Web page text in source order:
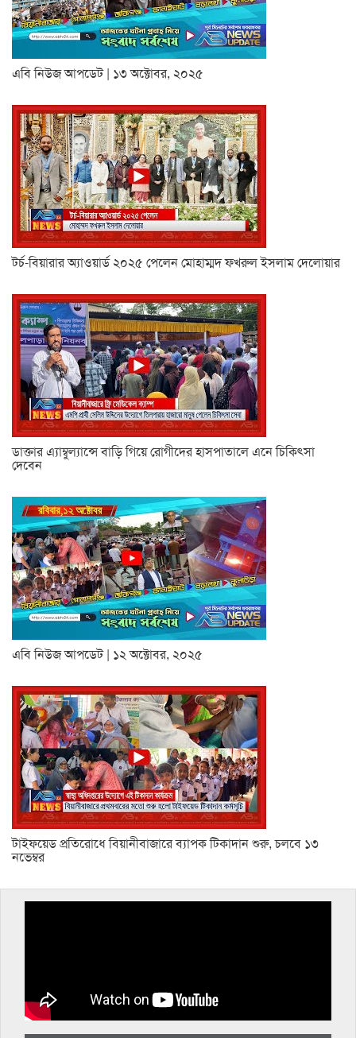
এবি নিউজ আপডেট | ১৩ অক্টোবর, ২০২৫
টর্চ-বিয়ারার অ্যাওয়ার্ড ২০২৫ পেলেন মোহাম্মদ ফখরুল ইসলাম দেলোয়ার
ডাক্তার এ্যাম্বুল্যান্সে বাড়ি গিয়ে রোগীদের হাসপাতালে এনে চিকিৎসা
দেবেন
এবি নিউজ আপডেট | ১২ অক্টোবর, ২০২৫
টাইফয়েড প্রতিরোধে বিয়ানীবাজারে ব্যাপক টিকাদান শুরু, চলবে ১৩
নভেম্বর